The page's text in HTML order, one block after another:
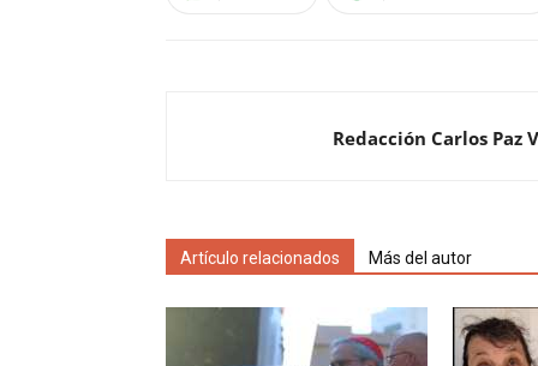
Redacción Carlos Paz
Artículo relacionados Más del autor